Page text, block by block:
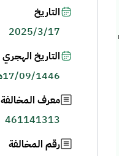
التاريخ
2025/3/17
التاريخ الهجري
17/09/1446هـ
معرف المخالفة
461141313
رقم المخالفة